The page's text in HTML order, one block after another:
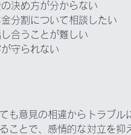
決め方が分からない
分割について相談したい
合うことが難しい
守られない
も意見の相違からトラブル
ことで、感情的な対立を抑